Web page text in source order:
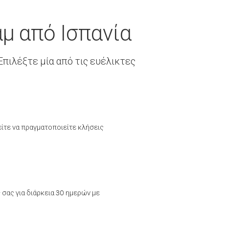
από Ισπανία
μία από τις ευέλικτες
να πραγματοποιείτε κλήσεις
για διάρκεια 30 ημερών με